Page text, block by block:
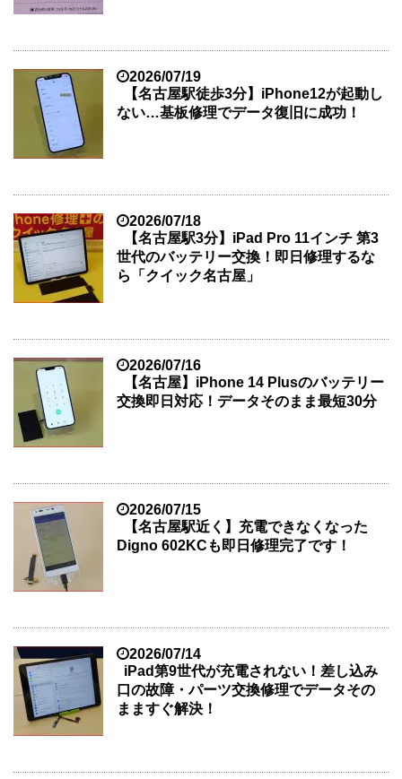
2026/07/19
【名古屋駅徒歩3分】iPhone12が起動し
ない…基板修理でデータ復旧に成功！
2026/07/18
【名古屋駅3分】iPad Pro 11インチ 第3
世代のバッテリー交換！即日修理するな
ら「クイック名古屋」
2026/07/16
【名古屋】iPhone 14 Plusのバッテリー
交換即日対応！データそのまま最短30分
2026/07/15
【名古屋駅近く】充電できなくなった
Digno 602KCも即日修理完了です！
2026/07/14
iPad第9世代が充電されない！差し込み
口の故障・パーツ交換修理でデータその
まますぐ解決！